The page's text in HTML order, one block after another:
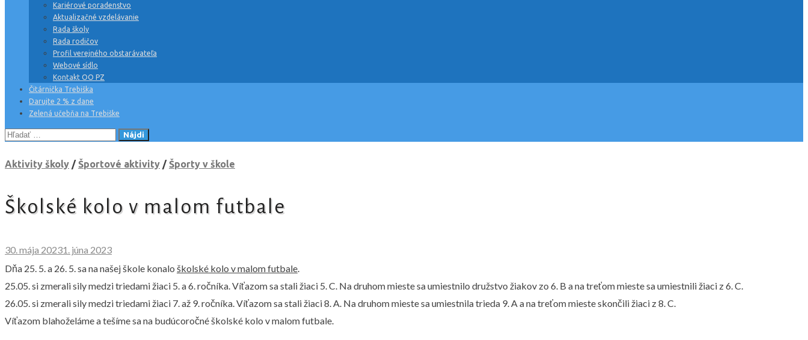
Kariérové poradenstvo
Aktualizačné vzdelávanie
Rada školy
Rada rodičov
Profil verejného obstarávateľa
Webové sídlo
Kontakt OO PZ
Čitárnička Trebiška
Darujte 2 % z dane
Zelená učebňa na Trebiške
Hľadať:
Aktivity školy / Športové aktivity / Športy v škole
Školské kolo v malom futbale
30. mája 20231. júna 2023
Dňa 25. 5. a 26. 5. sa na našej škole konalo školské kolo v malom futbale
25.05. si zmerali sily medzi triedami žiaci 5. a 6. ročníka. Víťazom sa stali žiaci 5. C. Na druhom mieste sa umiestnilo družstvo žiakov zo 6. B a na treťom mieste sa umiestnili žiaci z 6. C.
26.05. si zmerali sily medzi triedami žiaci 7. až 9. ročníka. Víťazom sa stali žiaci 8. A. Na druhom mieste sa umiestnila trieda 9. A a na treťom mieste skončili žiaci z 8. C.
Víťazom blahoželáme a tešíme sa na budúcoročné školské kolo v malom futbale.